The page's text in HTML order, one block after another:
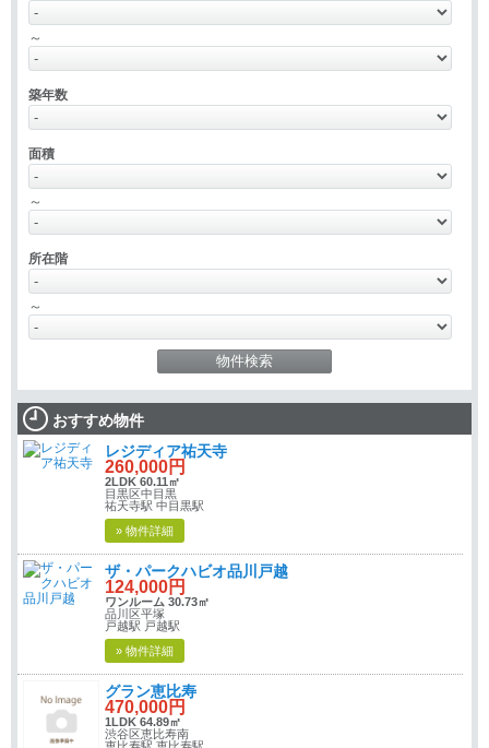
～
築年数
面積
～
所在階
～
おすすめ物件
レジディア祐天寺
260,000円
2LDK 60.11㎡
目黒区中目黒
祐天寺駅 中目黒駅
» 物件詳細
ザ・パークハビオ品川戸越
124,000円
ワンルーム 30.73㎡
品川区平塚
戸越駅 戸越駅
» 物件詳細
グラン恵比寿
470,000円
1LDK 64.89㎡
渋谷区恵比寿南